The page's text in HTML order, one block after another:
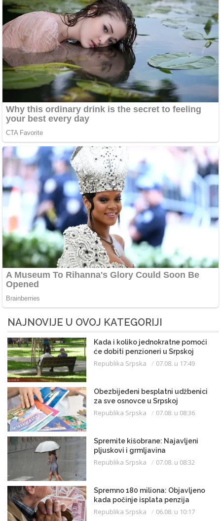
NAJNOVIJE U OVOJ KATEGORIJI
Kada i koliko jednokratne pomoći
će dobiti penzioneri u Srpskoj
Republika Srpska 07.08. u 17:49
Obezbijeđeni besplatni udžbenici
za sve osnovce u Srpskoj
Republika Srpska 07.08. u 08:36
Spremite kišobrane: Najavljeni
pljuskovi i grmljavina
Republika Srpska 07.08. u 08:32
Spremno 180 miliona: Objavljeno
kada počinje isplata penzija
Republika Srpska 06.08. u 10:17